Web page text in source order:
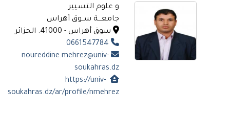
و علوم التسيير
جامعـــة ســوق أهراس
سوق أهراس - 41000. الجزائر
noureddine.mehrez@univ-
soukahras.dz
https://univ-
soukahras.dz/ar/profile/nmehrez